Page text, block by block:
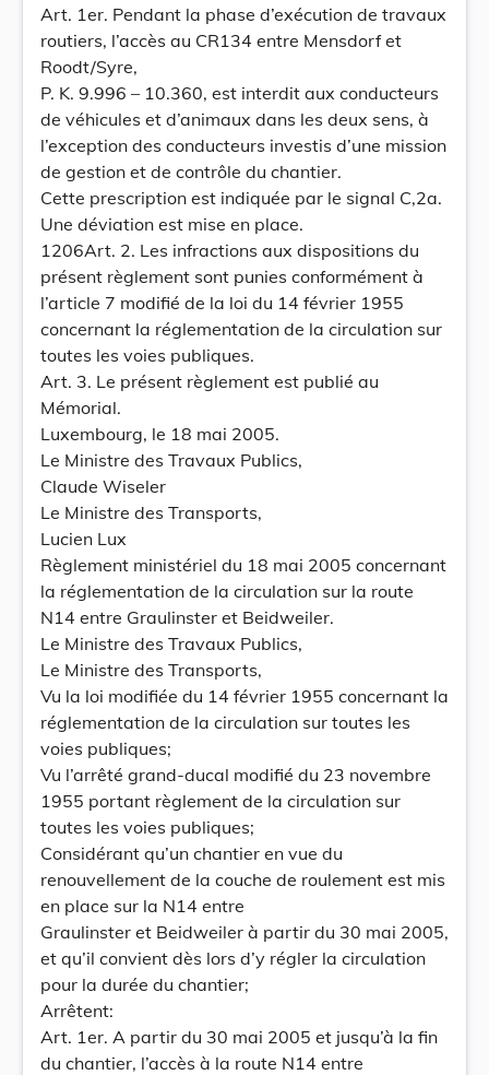
Art. 1er. Pendant la phase d’exécution de travaux
routiers, l’accès au CR134 entre Mensdorf et
Roodt/Syre,
P. K. 9.996 – 10.360, est interdit aux conducteurs
de véhicules et d’animaux dans les deux sens, à
l’exception des conducteurs investis d’une mission
de gestion et de contrôle du chantier.
Cette prescription est indiquée par le signal C,2a.
Une déviation est mise en place.
1206Art. 2. Les infractions aux dispositions du
présent règlement sont punies conformément à
l’article 7 modifié de la loi du 14 février 1955
concernant la réglementation de la circulation sur
toutes les voies publiques.
Art. 3. Le présent règlement est publié au
Mémorial.
Luxembourg, le 18 mai 2005.
Le Ministre des Travaux Publics,
Claude Wiseler
Le Ministre des Transports,
Lucien Lux
Règlement ministériel du 18 mai 2005 concernant
la réglementation de la circulation sur la route
N14 entre Graulinster et Beidweiler.
Le Ministre des Travaux Publics,
Le Ministre des Transports,
Vu la loi modifiée du 14 février 1955 concernant la
réglementation de la circulation sur toutes les
voies publiques;
Vu l’arrêté grand-ducal modifié du 23 novembre
1955 portant règlement de la circulation sur
toutes les voies publiques;
Considérant qu’un chantier en vue du
renouvellement de la couche de roulement est mis
en place sur la N14 entre
Graulinster et Beidweiler à partir du 30 mai 2005,
et qu’il convient dès lors d’y régler la circulation
pour la durée du chantier;
Arrêtent:
Art. 1er. A partir du 30 mai 2005 et jusqu’à la fin
du chantier, l’accès à la route N14 entre